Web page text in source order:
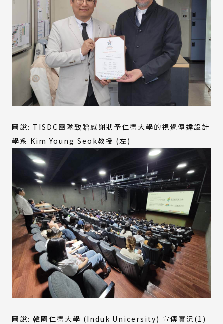
圖說: TISDC團隊致贈感謝狀予仁德大學的視覺傳達設計
學系 Kim Young Seok教授 (左)
圖說: 韓國仁德大學 (Induk Unicersity) 宣傳實況(1)